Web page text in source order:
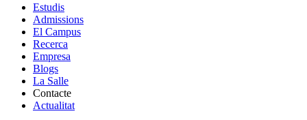
Estudis
Admissions
El Campus
Recerca
Empresa
Blogs
La Salle
Contacte
Actualitat